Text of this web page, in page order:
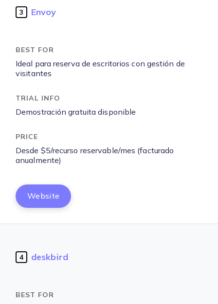
3 Envoy
Ideal para reserva de escritorios con gestión de
visitantes
Demostración gratuita disponible
Desde $5/recurso reservable/mes (facturado
anualmente)
Website
4 deskbird